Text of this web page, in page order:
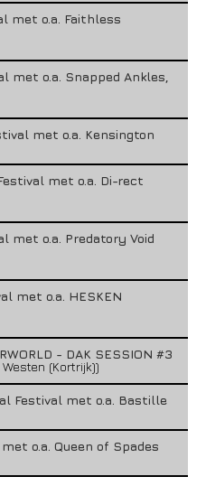
met o.a. Faithless
met o.a. Snapped Ankles,
met o.a. Kensington
met o.a. Di-rect
met o.a. Predatory Void
met o.a. HESKEN
- DAK SESSION #3
(Kortrijk))
Festival met o.a. Bastille
o.a. Queen of Spades